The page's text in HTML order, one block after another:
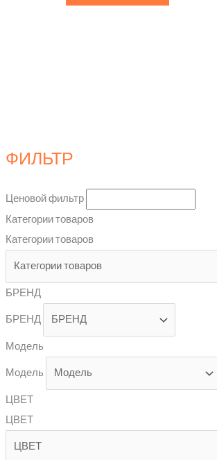
ФИЛЬТР
Ценовой фильтр
Категории товаров
Категории товаров
БРЕНД
БРЕНД
Модель
Модель
ЦВЕТ
ЦВЕТ